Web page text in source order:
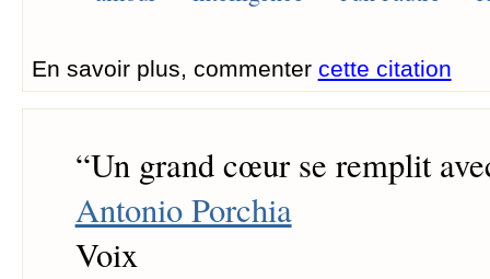
En savoir plus, commenter cette citation
“Un grand cœur se remplit
Antonio Porchia
Voix